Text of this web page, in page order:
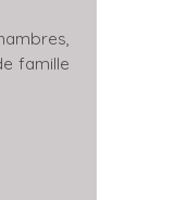
famille